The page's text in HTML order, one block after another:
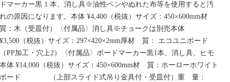
ドマーカー黒 1 本、消し具※油性ペンやぬれた布等を使用すると汚
れの原因になります。本体 ¥4,400（税抜）サイズ：450×600mm材
質：木（受皿付）〈付属品〉消し具※チョークは別売本体
¥3,500（税抜）サイズ：297×420×2mm厚材 質： エコユニボード
（PP加工・穴上2）〈付属品〉ボードマーカー黒1本、消し具、ヒモ
本体 ¥14,000（税抜）サイズ：450×600mm材 質：ホーローホワイト
ボード （上部スライド式吊り金具付・受皿付）重 量：